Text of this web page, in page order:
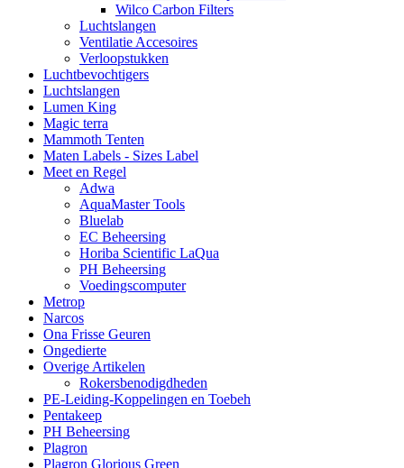
Wilco Carbon Filters
Luchtslangen
Ventilatie Accesoires
Verloopstukken
Luchtbevochtigers
Luchtslangen
Lumen King
Magic terra
Mammoth Tenten
Maten Labels - Sizes Label
Meet en Regel
Adwa
AquaMaster Tools
Bluelab
EC Beheersing
Horiba Scientific LaQua
PH Beheersing
Voedingscomputer
Metrop
Narcos
Ona Frisse Geuren
Ongedierte
Overige Artikelen
Rokersbenodigdheden
PE-Leiding-Koppelingen en Toebeh
Pentakeep
PH Beheersing
Plagron
Plagron Glorious Green